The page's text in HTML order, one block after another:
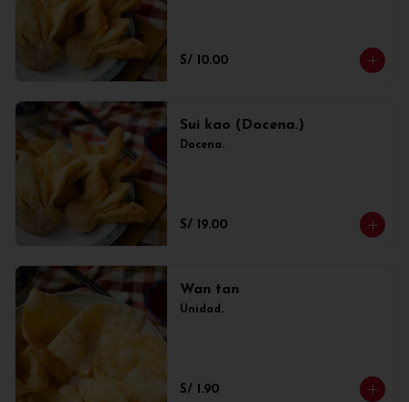
S/ 10.00
Sui kao (Docena.)
Docena.
S/ 19.00
Wan tan
Unidad.
S/ 1.90